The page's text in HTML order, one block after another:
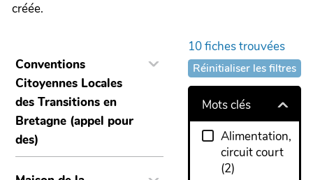
créée.
10fiches trouvées
Réinitialiser les filtres
Mots clés
Alimentation,
circuit court
(2)
Conventions
Citoyennes Locales
des Transitions en
Bretagne (appel pour
des)